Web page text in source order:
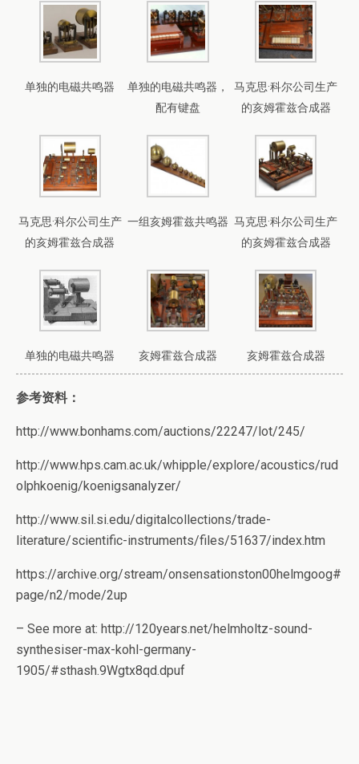
单独的电磁共鸣器
单独的电磁共鸣器，
配有键盘
马克思·科尔公司生产
的亥姆霍兹合成器
马克思·科尔公司生产
的亥姆霍兹合成器
一组亥姆霍兹共鸣器 马克思·科尔公司生产
的亥姆霍兹合成器
单独的电磁共鸣器 亥姆霍兹合成器 亥姆霍兹合成器
参考资料：
http://www.bonhams.com/auctions/22247/lot/245/
http://www.hps.cam.ac.uk/whipple/explore/acoustics/rud
olphkoenig/koenigsanalyzer/
http://www.sil.si.edu/digitalcollections/trade-
literature/scientific-instruments/files/51637/index.htm
https://archive.org/stream/onsensationston00helmgoog#
page/n2/mode/2up
– See more at: http://120years.net/helmholtz-sound-
synthesiser-max-kohl-germany-
1905/#sthash.9Wgtx8qd.dpuf